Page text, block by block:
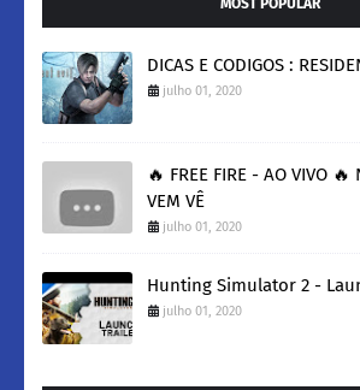
DICAS E CODIGOS :
julho 01, 2020
🔥 FREE FIRE - AO VIVO 🔥
VEM VÊ
julho 01, 2020
Hunting Simulator 2 -
julho 01, 2020